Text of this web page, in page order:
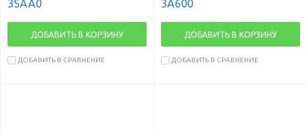
3SAA0
ДОБАВИТЬ В КОРЗИНУ
ДОБАВИТЬ В СРАВНЕНИЕ
3A600
ДОБАВИТЬ В КОРЗИНУ
ДОБАВИТЬ В СРАВНЕНИЕ